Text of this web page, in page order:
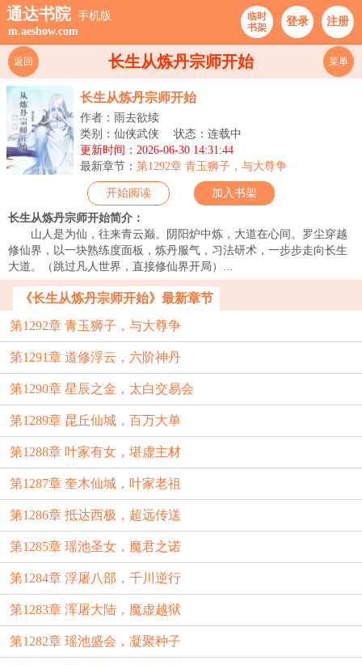
通达书院 手机版
m.aeshow.com
临时
书架
登录 注册
长生从炼丹宗师开始
返回 菜单
长生从炼丹宗师开始
作者：雨去欲续
类别：仙侠武侠
状态：连载中
更新时间：2026-06-30 14:31:44
最新章节： 第1292章 青玉狮子，与大尊争
开始阅读 加入书架
长生从炼丹宗师开始简介：
山人是为仙，往来青云巅。阴阳炉中炼，大道在心间。罗尘穿越
修仙界，以一块熟练度面板，炼丹服气，习法研术，一步步走向长生
大道。（跳过凡人世界，直接修仙界开局）...
《长生从炼丹宗师开始》最新章节
第1292章 青玉狮子，与大尊争
第1291章 道修浮云，六阶神丹
第1290章 星辰之金，太白交易会
第1289章 昆丘仙城，百万大单
第1288章 叶家有女，堪虚主材
第1287章 奎木仙城，叶家老祖
第1286章 抵达西极，超远传送
第1285章 瑶池圣女，魔君之诺
第1284章 浮屠八部，千川逆行
第1283章 浑屠大陆，魔虚越狱
第1282章 瑶池盛会，凝聚种子